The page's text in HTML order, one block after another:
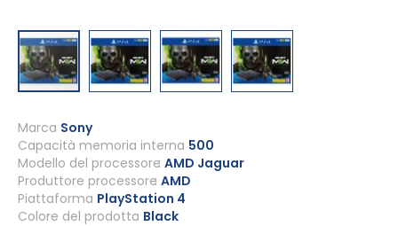
all'inizio
della
galleria
di
immagini
Marca Sony
Capacità memoria interna 500
Colore del prodotto Black
Modello del processore AMD Jaguar
Produttore processore AMD
Piattaforma PlayStation 4